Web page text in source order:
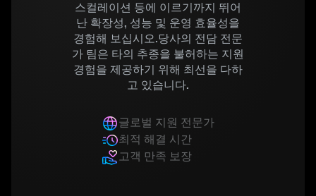
스컬레이션 등에 이르기까지 뛰어
난 확장성, 성능 및 운영 효율성을
경험해 보십시오.당사의 전담 전문
가 팀은 타의 추종을 불허하는 지원
경험을 제공하기 위해 최선을 다하
고 있습니다.
글로벌 지원 전문가
최적 해결 시간
고객 만족 보장